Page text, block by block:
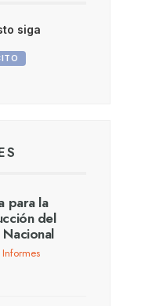
siga
para la
del
Informes